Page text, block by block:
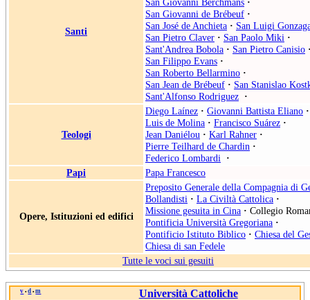
Santi
San Giovanni de Brébeuf ·
San José de Anchieta · San Luigi
San Pietro Claver · San Paolo Miki ·
Sant'Andrea Bobola · San Pietro Canisio
San Filippo Evans ·
San Roberto Bellarmino ·
San Jean de Brébeuf · San Stanislao
Sant'Alfonso Rodriguez ·
Teologi
Diego Laínez · Giovanni Battista Eliano ·
Luis de Molina · Francisco Suárez ·
Jean Daniélou · Karl Rahner ·
Pierre Teilhard de Chardin ·
Federico Lombardi
·
Papi
Papa Francesco
Opere, Istituzioni ed edifici
Preposito Generale della Compagnia di
Bollandisti · La Civiltà Cattolica ·
Missione gesuita in Cina · Collegio
Pontificia Università Gregoriana ·
Pontificio Istituto Biblico · Chiesa del
Chiesa di san Fedele
Tutte le voci sui gesuiti
v • d • m Università Cattoliche